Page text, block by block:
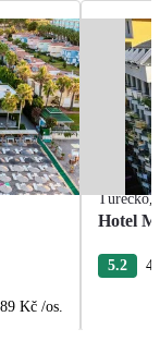
Kč /os.
Turecko,
Hotel
5.2